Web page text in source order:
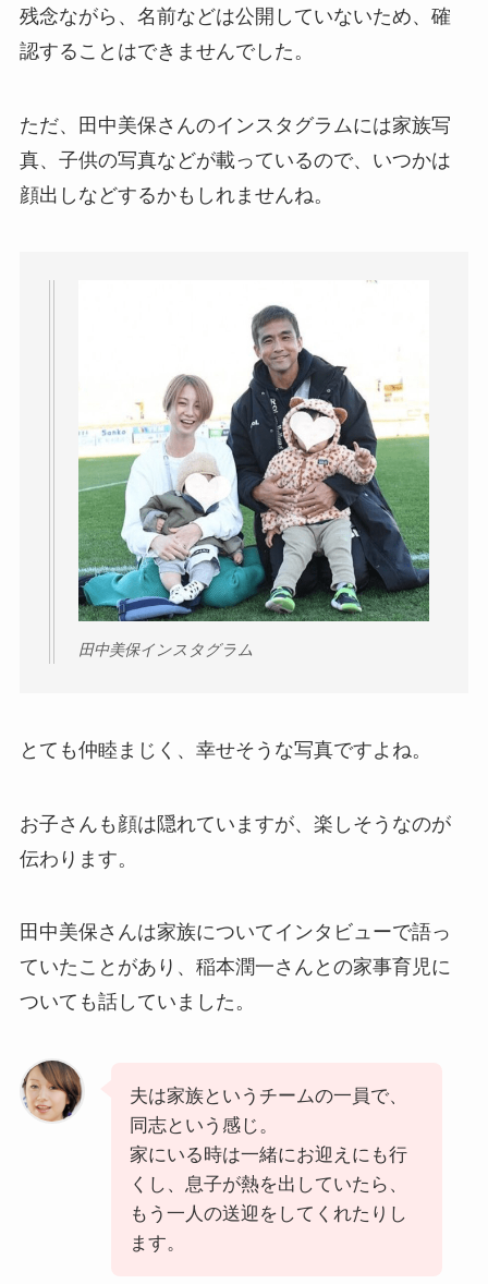
残念ながら、名前などは公開していないため、確
認することはできませんでした。
ただ、田中美保さんのインスタグラムには家族写
真、子供の写真などが載っているので、いつかは
顔出しなどするかもしれませんね。
田中美保インスタグラム
とても仲睦まじく、幸せそうな写真ですよね。
お子さんも顔は隠れていますが、楽しそうなのが
伝わります。
田中美保さんは家族についてインタビューで語っ
ていたことがあり、稲本潤一さんとの家事育児に
ついても話していました。
夫は家族というチームの一員で、
同志という感じ。
家にいる時は一緒にお迎えにも行
くし、息子が熱を出していたら、
もう一人の送迎をしてくれたりし
ます。